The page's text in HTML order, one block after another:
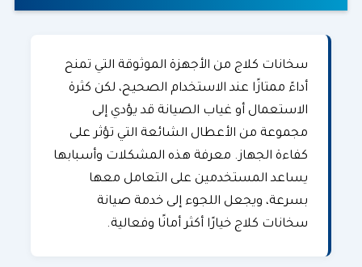
سخانات كلاج من الأجهزة الموثوقة التي تمنح
أداءً ممتازًا عند الاستخدام الصحيح، لكن كثرة
الاستعمال أو غياب الصيانة قد يؤدي إلى
مجموعة من الأعطال الشائعة التي تؤثر على
كفاءة الجهاز. معرفة هذه المشكلات وأسبابها
يساعد المستخدمين على التعامل معها
بسرعة، ويجعل اللجوء إلى خدمة صيانة
سخانات كلاج خيارًا أكثر أمانًا وفعالية.